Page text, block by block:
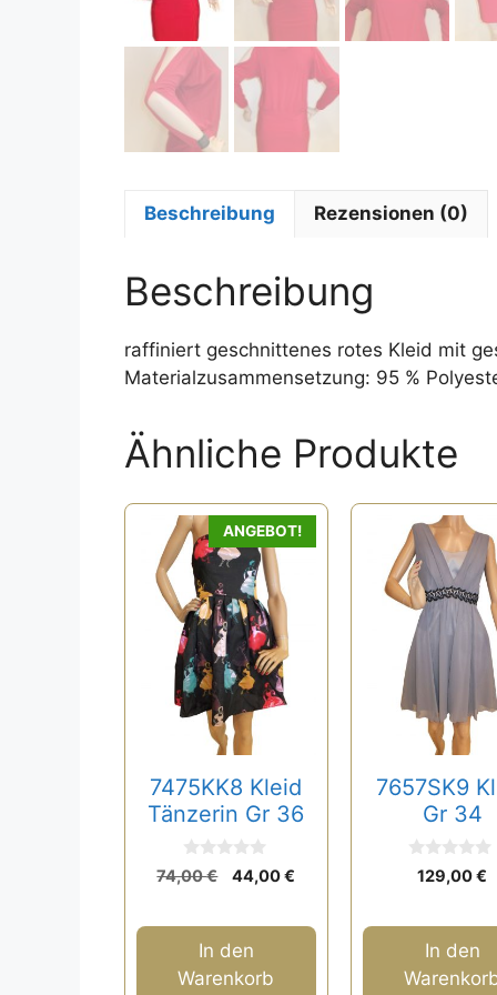
Beschreibung Rezensionen (0)
Beschreibung
raffiniert geschnittenes rotes Kleid mit
Materialzusammensetzung: 95 %
Ähnliche Produkte
ANGEBOT!
7475KK8 Kleid
Tänzerin Gr 36
0
v
74,00€
Ursprünglicher
war:
74,00 €
44,00€
ist:
In den
Warenkorb
7657SK9
Gr 34
0129,00€
In den